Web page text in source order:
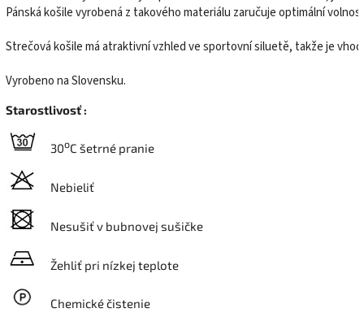
Pánská košile vyrobená z takového materiálu zaručuje optimální
Strečová košile má atraktivní vzhled ve sportovní siluetě, takže je
Vyrobeno na Slovensku.
Starostlivosť :
30oC šetrné pranie
Nebieliť
Nesušiť v bubnovej sušičke
Žehliť pri nízkej teplote
Chemické čistenie